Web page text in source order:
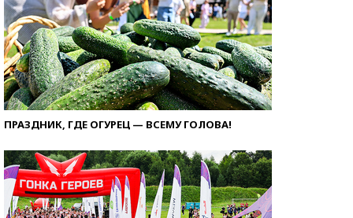
ПРАЗДНИК, ГДЕ ОГУРЕЦ — ВСЕМУ ГОЛОВА!